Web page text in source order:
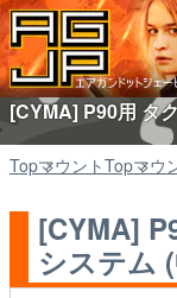
[CYMA] P90用 タ
TopマウントTopマウ
[CYMA]
システム